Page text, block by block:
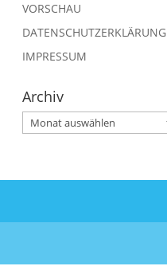
VORSCHAU
DATENSCHUTZERKLÄRUNG
IMPRESSUM
Archiv
Archiv